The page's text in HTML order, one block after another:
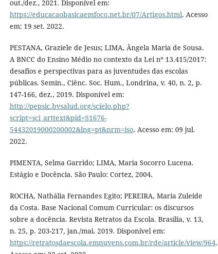
out./dez., 2021. Disponível em:
https://educacaobasicaemfoco.net.br/07/Artigos.html. Acesso
em: 19 set. 2022.
PESTANA, Graziele de Jesus; LIMA, Ângela Maria de Sousa.
A BNCC do Ensino Médio no contexto da Lei nº 13.415/2017:
desafios e perspectivas para as juventudes das escolas
públicas. Semin., Ciênc. Soc. Hum., Londrina, v. 40, n. 2, p.
147-166, dez., 2019. Disponível em:
http://pepsic.bvsalud.org/scielo.php?
script=sci_arttext&pid=S1676-
54432019000200002&lng=pt&nrm=iso. Acesso em: 09 jul.
2022.
PIMENTA, Selma Garrido; LIMA, Maria Socorro Lucena.
Estágio e Docência. São Paulo: Cortez, 2004.
ROCHA, Nathália Fernandes Egito; PEREIRA, Maria Zuleide
da Costa. Base Nacional Comum Curricular: os discursos
sobre a docência. Revista Retratos da Escola. Brasília, v. 13,
n. 25, p. 203-217, jan./mai. 2019. Disponível em:
https://retratosdaescola.emnuvens.com.br/rde/article/view/964.